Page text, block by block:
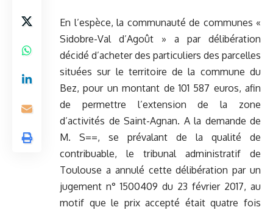
En l’espèce, la communauté de communes «
Sidobre-Val d’Agoût » a par délibération
décidé d’acheter des particuliers des parcelles
situées sur le territoire de la commune du
Bez, pour un montant de 101 587 euros, afin
de permettre l’extension de la zone
d’activités de Saint-Agnan. A la demande de
M. S==, se prévalant de la qualité de
contribuable, le tribunal administratif de
Toulouse a annulé cette délibération par un
jugement n° 1500409 du 23 février 2017, au
motif que le prix accepté était quatre fois